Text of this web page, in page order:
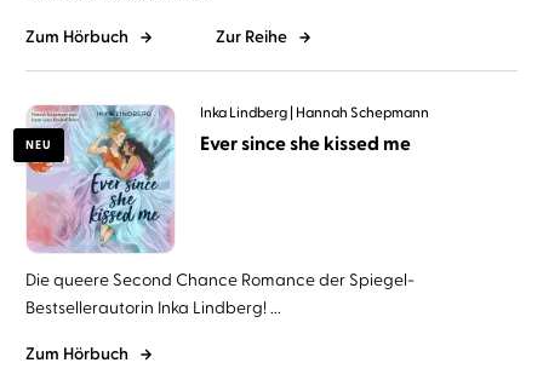
Zum Hörbuch Zur Reihe
NEU
Inka Lindberg Hannah Schepmann
Ever since she kissed me
Die queere Second Chance Romance der Spiegel-
Bestsellerautorin Inka Lindberg! ...
Zum Hörbuch